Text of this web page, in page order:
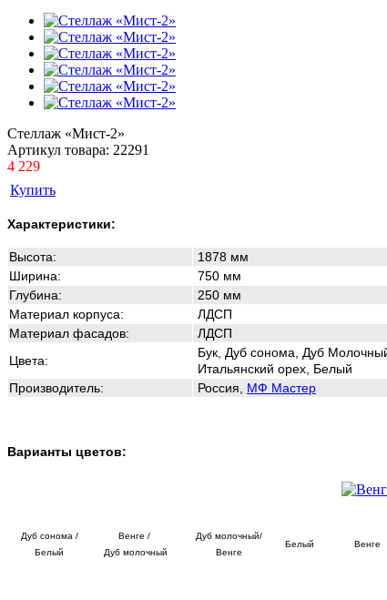
Стеллаж «Мист-2»
Артикул товара: 22291
4 229
Купить
Характеристики:
Высота: 1878 мм
Ширина:
750 мм
Глубина:
250 мм
Материал корпуса:
ЛДСП
Материал фасадов:
ЛДСП
Цвета:
Бук, Дуб сонома, Дуб
Итальянский орех, Белый
Производитель:
Россия, МФ Мастер
Варианты цветов:
Дуб сонома /
Белый
Венге /
Дуб молочный
Дуб молочный/
Венге
Белый Венге